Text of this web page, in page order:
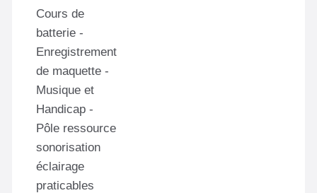
Cours de
batterie -
Enregistrement
de maquette -
Musique et
Handicap -
Pôle ressource
sonorisation
éclairage
praticables